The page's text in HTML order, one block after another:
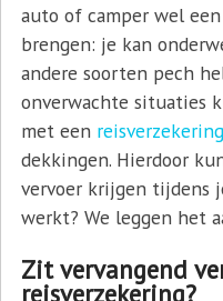
auto of camper wel
brengen: je kan
andere soorten pech
onverwachte situaties
met een reisverzekering
dekkingen. Hierdoor
vervoer krijgen tijdens
werkt? We leggen het
Zit vervangend
reisverzekering?